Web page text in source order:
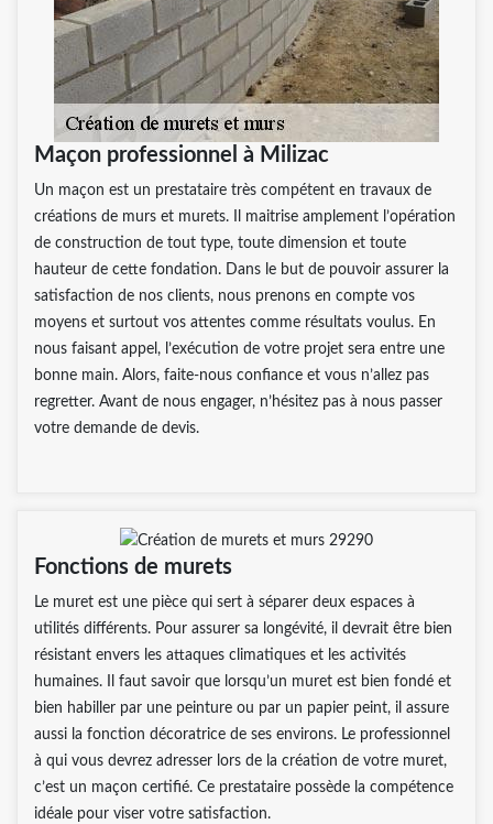
Maçon professionnel à Milizac
Un maçon est un prestataire très compétent en travaux de
créations de murs et murets. Il maitrise amplement l’opération
de construction de tout type, toute dimension et toute
hauteur de cette fondation. Dans le but de pouvoir assurer la
satisfaction de nos clients, nous prenons en compte vos
moyens et surtout vos attentes comme résultats voulus. En
nous faisant appel, l’exécution de votre projet sera entre une
bonne main. Alors, faite-nous confiance et vous n’allez pas
regretter. Avant de nous engager, n’hésitez pas à nous passer
votre demande de devis.
Fonctions de murets
Le muret est une pièce qui sert à séparer deux espaces à
utilités différents. Pour assurer sa longévité, il devrait être bien
résistant envers les attaques climatiques et les activités
humaines. Il faut savoir que lorsqu’un muret est bien fondé et
bien habiller par une peinture ou par un papier peint, il assure
aussi la fonction décoratrice de ses environs. Le professionnel
à qui vous devrez adresser lors de la création de votre muret,
c’est un maçon certifié. Ce prestataire possède la compétence
idéale pour viser votre satisfaction.